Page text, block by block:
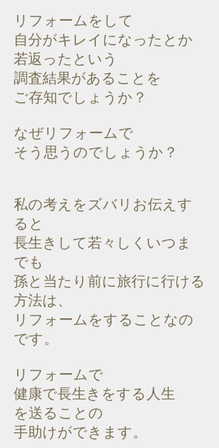
リフォームをして
自分がキレイになったとか
若返ったという
調査結果があることを
ご存知でしょうか？
なぜリフォームで
そう思うのでしょうか？
私の考えをズバリお伝えす
ると
長生きして若々しくいつま
でも
孫と当たり前に旅行に行ける
方法は、
リフォームをすることなの
です。
リフォームで
健康で長生きをする人生
を送ることの
手助けができます。